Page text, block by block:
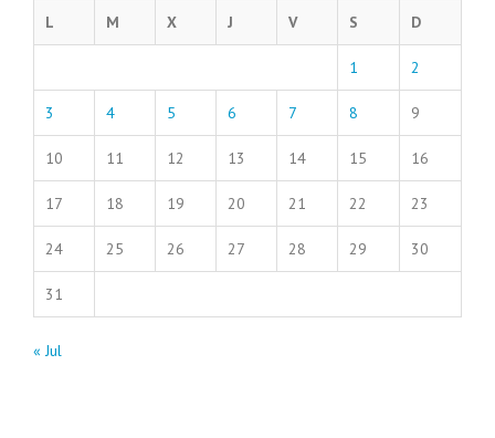
L M X J V S D
1 2
3 4 5 6 7 8 9
10 11 12 13 14 15 16
17 18 19 20 21 22 23
24 25 26 27 28 29 30
31
« Jul